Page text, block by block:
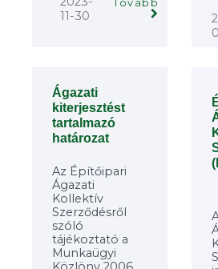
11-30
Tovább
Ágazati
kiterjesztést
tartalmazó
határozat
Az Építőipari
Ágazati
Kollektív
Szerződésről
szóló
tájékoztató a
Munkaügyi